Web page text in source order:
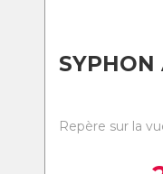
Repère sur la